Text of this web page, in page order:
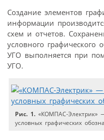
Создание элементов
информации
схем и отчетов.
условного графического
УГО выполняется при
УГО.
Рис. 1. «КОМПАС-Электрик»
условных графических